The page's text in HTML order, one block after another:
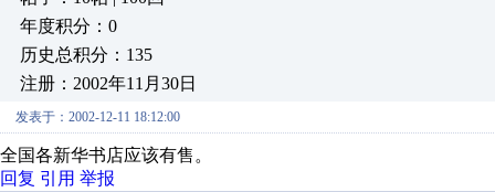
年度积分：0
历史总积分：135
注册：2002年11月30日
发表于：2002-12-11 18:12:00
全国各新华书店应该有售。
回复 引用 举报